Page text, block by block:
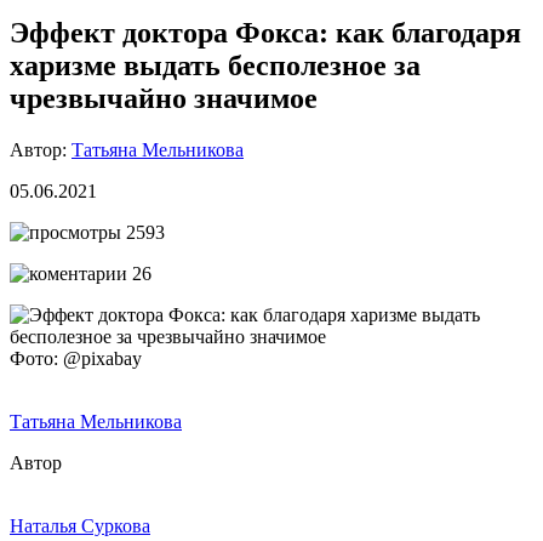
Эффект доктора Фокса: как благодаря
харизме выдать бесполезное за
чрезвычайно значимое
Автор: Татьяна Мельникова
05.06.2021
2593
26
Фото: @pixabay
Татьяна Мельникова
Автор
Наталья Суркова